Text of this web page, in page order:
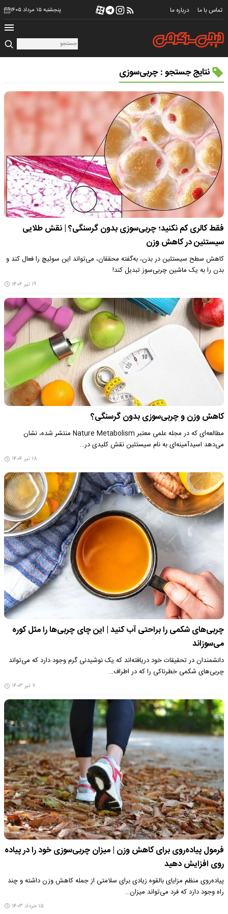
تماس با ما درباره ما پنجشنبه ۱۵ مرداد ۱۴۰۵
نتایج جستجو : چربی‌سوزی
فقط کالری کم نکنید؛ چربی‌سوزی بدون گرسنگی؟ | نقش طلایی
سیستئین در کاهش وزن
کاهش سطح سیستئین در بدن، به‌گفته محققان، می‌تواند این سوئیچ را فعال کند و
بدن را به یک ماشین چربی‌سوز تبدیل کند!
۱۹ تیر ۱۴۰۴
کاهش وزن و چربی‌سوزی بدون گرسنگی؟
مطالعه‌ای که در مجله علمی معتبر Nature Metabolism منتشر شده، نشان
می‌دهد اسیدآمینه‌ای به نام سیستئین نقش کلیدی در…
۱۸ تیر ۱۴۰۴
چربی‌های شکمی را براحتی آب کنید | این چای چربی‌ها را مثل کوره
می‌سوزاند
دانشمندان در تحقیقات خود دریافته‌اند که یک نوشیدنی گرم وجود دارد که می‌تواند
چربی‌های شکمی خطرناکی را که در اطراف…
۷ تیر ۱۴۰۳
فرمول پیاده‌روی برای کاهش وزن | میزان چربی‌سوزی خود را در پیاده
روی افزایش دهید
پیاده‌روی منظم مزایای بالقوه زیادی برای سلامتی از جمله کاهش وزن داشته و چند
راه وجود دارد که فرد می‌تواند میزان…
۱۵ خرداد ۱۴۰۳